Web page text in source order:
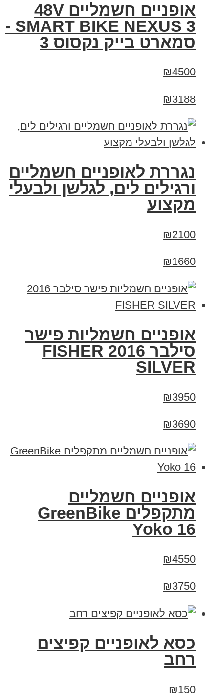
אופניים חשמליים 48V
SMART BIKE NEXUS 3 -
סמארט בייק נקסוס 3
₪4500
₪3188
נגררת לאופניים חשמליים
ורגילים לים, לגלשן ולבעלי
מקצוע
₪2100
₪1660
אופניים חשמליות פישר
סילבר 2016 FISHER
SILVER
₪3950
₪3690
‏אופניים חשמליים
‏מתקפלים GreenBike
Yoko 16
₪4550
₪3750
כסא לאופניים קפיצים
רחב
₪150